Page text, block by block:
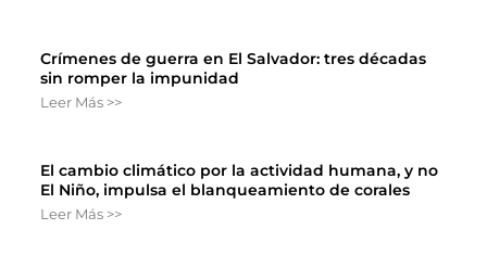
Crímenes de guerra en El Salvador: tres décadas
sin romper la impunidad
Leer Más >>
El cambio climático por la actividad humana, y no
El Niño, impulsa el blanqueamiento de corales
Leer Más >>